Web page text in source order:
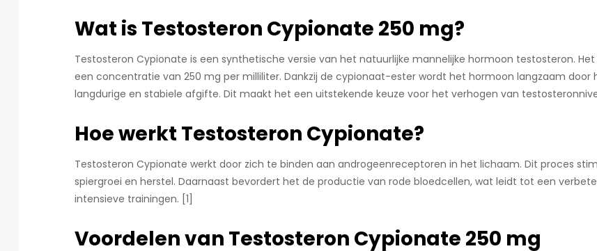
Wat is Testosteron Cypionate 250 mg?
Testosteron Cypionate is een synthetische versie van het natuurlijke mannelijke hormoon testosteron.
een concentratie van 250 mg per milliliter. Dankzij de cypionaat-ester wordt het hormoon langzaam
langdurige en stabiele afgifte. Dit maakt het een uitstekende keuze voor het verhogen van
Hoe werkt Testosteron Cypionate?
Testosteron Cypionate werkt door zich te binden aan androgeenreceptoren in het lichaam. Dit proces
spiergroei en herstel. Daarnaast bevordert het de productie van rode bloedcellen, wat leidt tot een
intensieve trainingen. [1]
Voordelen van Testosteron Cypionate 250 mg